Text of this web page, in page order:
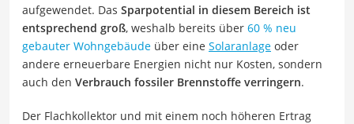
aufgewendet. Das Sparpotential in diesem Bereich ist
entsprechend groß, weshalb bereits über 60 % neu
gebauter Wohngebäude über eine Solaranlage oder
andere erneuerbare Energien nicht nur Kosten, sondern
auch den Verbrauch fossiler Brennstoffe verringern.
Der Flachkollektor und mit einem noch höheren Ertrag